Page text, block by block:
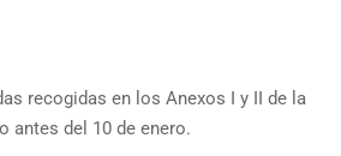
recogidas en los Anexos I y II de la
antes del 10 de enero.